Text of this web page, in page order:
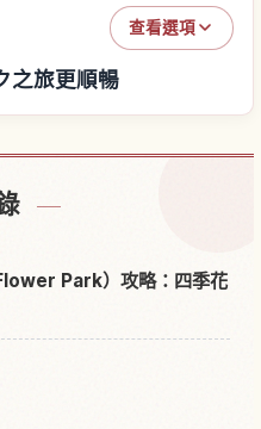
查看選項
之旅更順暢
Park）攻略：四季花